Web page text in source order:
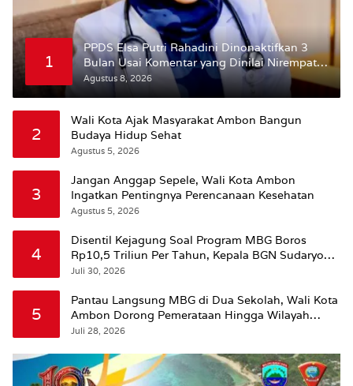
1
PPDS Elsa Putri Rahadini Dinonaktifkan 3
Bulan Usai Komentar yang Dinilai Nirempati
ke Pasien BPJS
Agustus 8, 2026
2
Wali Kota Ajak Masyarakat Ambon Bangun
Budaya Hidup Sehat
Agustus 5, 2026
3
Jangan Anggap Sepele, Wali Kota Ambon
Ingatkan Pentingnya Perencanaan Kesehatan
Agustus 5, 2026
4
Disentil Kejagung Soal Program MBG Boros
Rp10,5 Triliun Per Tahun, Kepala BGN Sudaryono
Beri Penjelasan
Juli 30, 2026
5
Pantau Langsung MBG di Dua Sekolah, Wali Kota
Ambon Dorong Pemerataan Hingga Wilayah
Leitimur Selatan
Juli 28, 2026